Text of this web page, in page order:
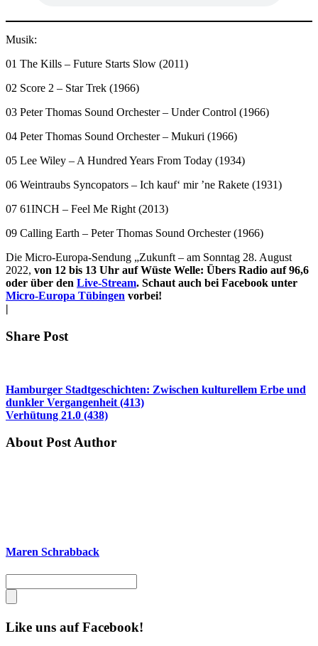
Musik:
01 The Kills – Future Starts Slow (2011)
02 Score 2 – Star Trek (1966)
03 Peter Thomas Sound Orchester – Under Control (1966)
04 Peter Thomas Sound Orchester – Mukuri (1966)
05 Lee Wiley – A Hundred Years From Today (1934)
06 Weintraubs Syncopators – Ich kauf‘ mir ’ne Rakete (1931)
07 61INCH – Feel Me Right (2013)
09 Calling Earth – Peter Thomas Sound Orchester (1966)
Die Micro-Europa-Sendung „Zukunft – am Sonntag 28. August
2022, von 12 bis 13 Uhr auf Wüste Welle: Übers Radio auf 96,6
oder über den Live-Stream. Schaut auch bei Facebook unter
Micro-Europa Tübingen vorbei!
|
Share Post
Hamburger Stadtgeschichten: Zwischen kulturellem Erbe und
dunkler Vergangenheit (413)
Verhütung 21.0 (438)
About Post Author
Maren Schrabback
Like uns auf Facebook!